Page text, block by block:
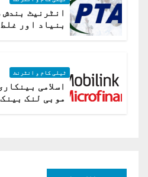
انٹرنیٹ
ٹیلی کام و انٹرنٹ
اسلامی